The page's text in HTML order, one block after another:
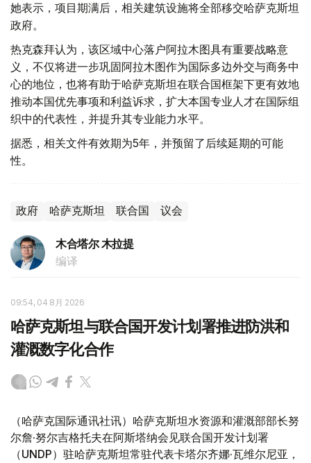
她表示，项目期满后，相关建筑设施将全部移交哈萨克斯坦
政府。
热克森拜认为，该区域中心落户阿拉木图具有重要战略意
义，不仅将进一步巩固阿拉木图作为国际多边外交与商务中
心的地位，也将有助于哈萨克斯坦在联合国框架下更有效地
推动本国优先事项和利益诉求，扩大本国专业人才在国际组
织中的代表性，并提升其专业能力水平。
据悉，相关文件有效期为5年，并预留了后续延期的可能
性。
政府 哈萨克斯坦 联合国 议会
木合塔尔 木拉提
编译
09:54, 04 8月 2026
哈萨克斯坦与联合国开发计划署推进防洪和
灌溉数字化合作
（哈萨克国际通讯社讯）哈萨克斯坦水资源和灌溉部部长努
尔詹·努尔吉格托夫在阿斯塔纳会见联合国开发计划署
（UNDP）驻哈萨克斯坦常驻代表卡塔尔齐娜·瓦维尔尼亚，